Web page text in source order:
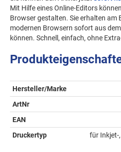
Mit Hilfe eines Online-Editors
Browser gestalten. Sie erhalten am
modernen Browsern sofort aus
können. Schnell, einfach, ohne
Hersteller/Marke
ArtNr
EAN
Druckertyp
für Inkjet-